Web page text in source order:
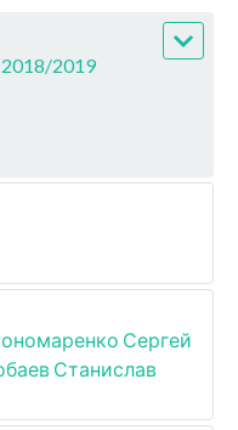
2019
Сергей
Станислав